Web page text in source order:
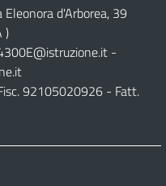
d'Arborea, 39
)
-
92105020926 - Fatt.